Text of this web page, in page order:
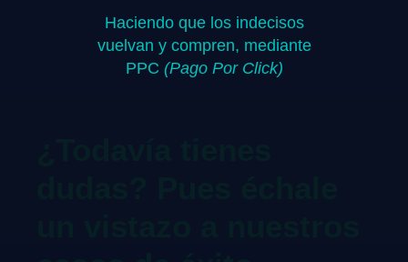
Haciendo que los indecisos
vuelvan y compren, mediante
PPC (Pago Por Click)